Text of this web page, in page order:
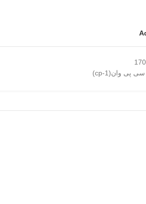
سی پی وان(cp-1)